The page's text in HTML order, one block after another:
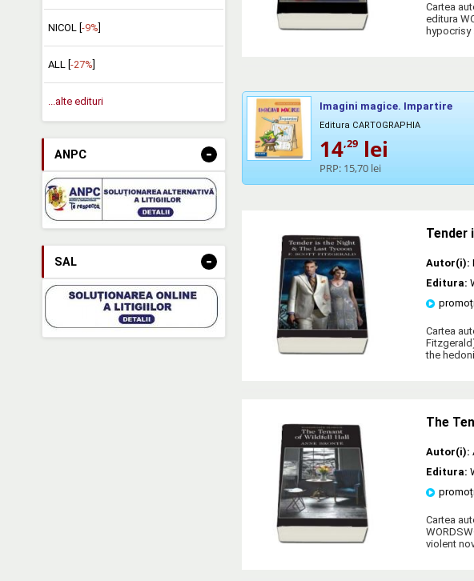
NICOL [ -9%
ALL [ -27%
...alte edituri
ANPC -
SAL -
Cartea
editura
Imagini magice. Impartire
Editura CARTOGRAPHIA
14,29 lei
PRP: 15,70 lei
Tender
Autor(i):
Editura:
Cartea
the
The
Autor(i):
Editura:
Cartea
violent